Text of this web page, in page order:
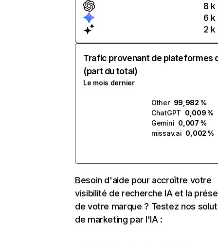
8 k
6 k
2 k
Trafic provenant de plateformes
(part du total)
Le mois dernier
Other 99,982 %
ChatGPT 0,009 %
Gemini 0,007 %
missav.ai 0,002 %
Besoin d'aide pour accroître votre
visibilité de recherche IA et la
de votre marque ? Testez nos
de marketing par l'IA :